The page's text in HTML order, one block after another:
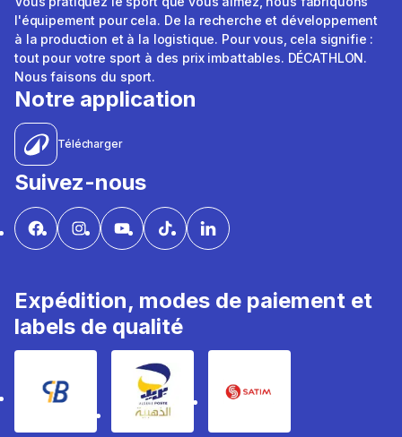
l'équipement pour cela. De la recherche et développement
à la production et à la logistique. Pour vous, cela signifie :
tout pour votre sport à des prix imbattables. DÉCATHLON.
Nous faisons du sport.
Notre application
Télécharger
Suivez-nous
Expédition, modes de paiement et
labels de qualité